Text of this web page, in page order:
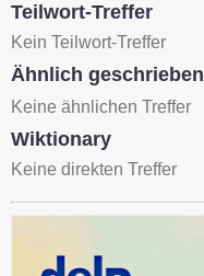
Teilwort-Treffer
Kein Teilwort-Treffer
Ähnlich geschrieben
Keine ähnlichen Treffer
Wiktionary
Keine direkten Treffer